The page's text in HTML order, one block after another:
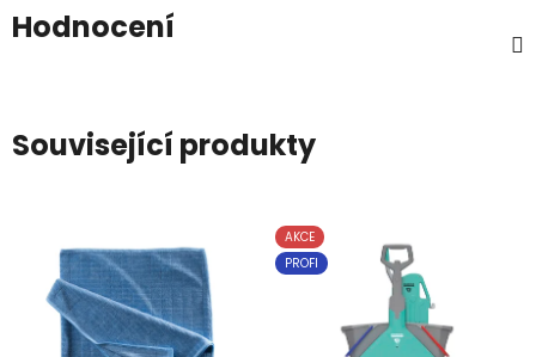
Hodnocení
Související produkty
AKCE
PROFI